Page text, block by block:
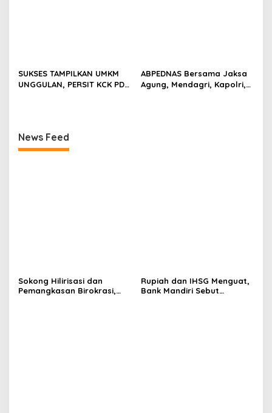
SUKSES TAMPILKAN UMKM
UNGGULAN, PERSIT KCK PD
ABPEDNAS Bersama Jaksa
Agung, Mendagri, Kapolri,
News Feed
Sokong Hilirisasi dan
Pemangkasan Birokrasi,
Rupiah dan IHSG Menguat,
Bank Mandiri Sebut